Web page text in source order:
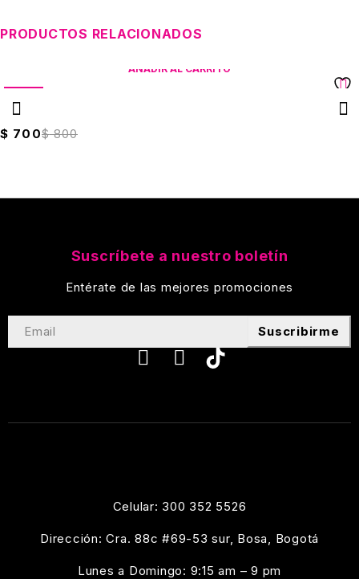
PRODUCTOS RELACIONADOS
AÑADIR AL CARRITO
Cinta Para Sellar Cajas 12mm x 15mts
$800
$ 700
Celular: 300 352 5526
Dirección: Cra. 88c #69-53 sur, Bosa, Bogotá
Lunes a Domingo: 9:15 am – 9 pm
Suscríbete a nuestro boletín
Entérate de las mejores promociones
Suscribirme